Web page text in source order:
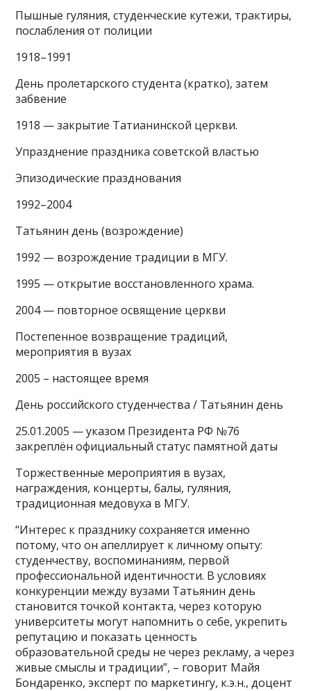
Пышные гуляния, студенческие кутежи, трактиры,
послабления от полиции
1918–1991
День пролетарского студента (кратко), затем
забвение
1918 — закрытие Татианинской церкви.
Упразднение праздника советской властью
Эпизодические празднования
1992–2004
Татьянин день (возрождение)
1992 — возрождение традиции в МГУ.
1995 — открытие восстановленного храма.
2004 — повторное освящение церкви
Постепенное возвращение традиций,
мероприятия в вузах
2005 – настоящее время
День российского студенчества / Татьянин день
25.01.2005 — указом Президента РФ №76
закреплён официальный статус памятной даты
Торжественные мероприятия в вузах,
награждения, концерты, балы, гуляния,
традиционная медовуха в МГУ.
“Интерес к празднику сохраняется именно
потому, что он апеллирует к личному опыту:
студенчеству, воспоминаниям, первой
профессиональной идентичности. В условиях
конкуренции между вузами Татьянин день
становится точкой контакта, через которую
университеты могут напомнить о себе, укрепить
репутацию и показать ценность
образовательной среды не через рекламу, а через
живые смыслы и традиции”, – говорит Майя
Бондаренко, эксперт по маркетингу, к.э.н., доцент